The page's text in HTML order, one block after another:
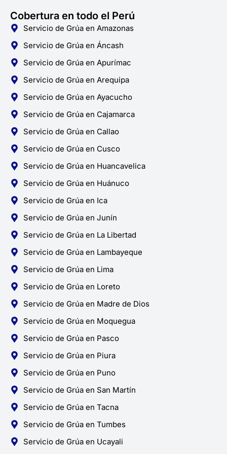
Cobertura en todo el Perú
Servicio de Grúa en Amazonas
Servicio de Grúa en Áncash
Servicio de Grúa en Apurímac
Servicio de Grúa en Arequipa
Servicio de Grúa en Ayacucho
Servicio de Grúa en Cajamarca
Servicio de Grúa en Callao
Servicio de Grúa en Cusco
Servicio de Grúa en Huancavelica
Servicio de Grúa en Huánuco
Servicio de Grúa en Ica
Servicio de Grúa en Junín
Servicio de Grúa en La Libertad
Servicio de Grúa en Lambayeque
Servicio de Grúa en Lima
Servicio de Grúa en Loreto
Servicio de Grúa en Madre de Dios
Servicio de Grúa en Moquegua
Servicio de Grúa en Pasco
Servicio de Grúa en Piura
Servicio de Grúa en Puno
Servicio de Grúa en San Martín
Servicio de Grúa en Tacna
Servicio de Grúa en Tumbes
Servicio de Grúa en Ucayali